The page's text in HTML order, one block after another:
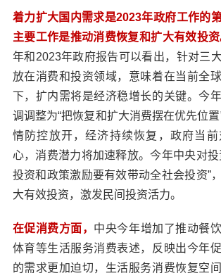
着力扩大国内需求是2023年政府工作的
主要工作是推动消费恢复和扩大有效投资
年和2023年政府报告可以看出，针对三
放在消费和投资领域，意味着在当前全
下，扩内需将是经济稳增长的关键。今
调调整为“把恢复和扩大消费摆在优先位
情防控放开，经济持续恢复，政府当
心，消费潜力将加速释放。今年中央对投
投资和政策激励要有效带动全社会投资”
大有效投资，激发民间投资活力。
在促消费方面， 中央今年增加了推动餐
体育等生活服务消费表述，反映出今年
的需求更加迫切，生活服务消费恢复空